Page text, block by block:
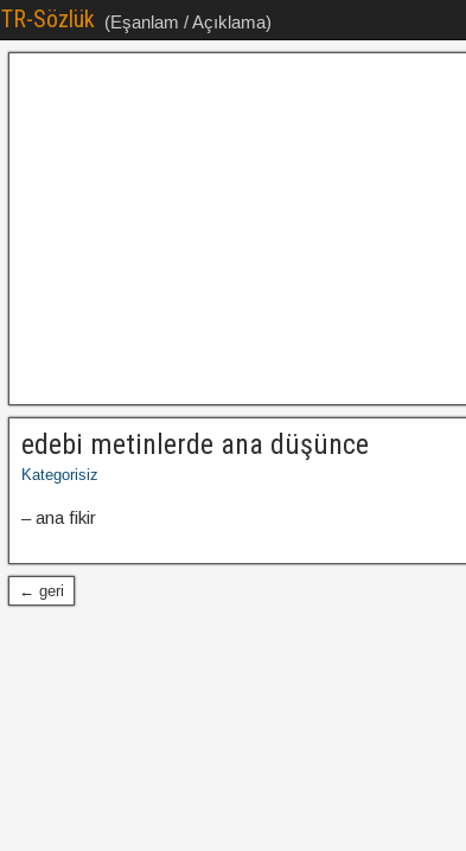
TR-Sözlük (Eşanlam / Açıklama)
edebi metinlerde ana düşünce
Kategorisiz
– ana fikir
← geri